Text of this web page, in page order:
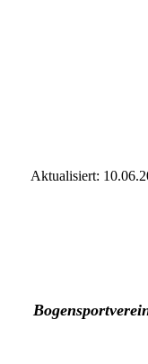
Aktualisiert: